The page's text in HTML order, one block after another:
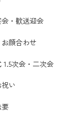
・歓送迎会
顔合わせ
1.5次会・二次会
い